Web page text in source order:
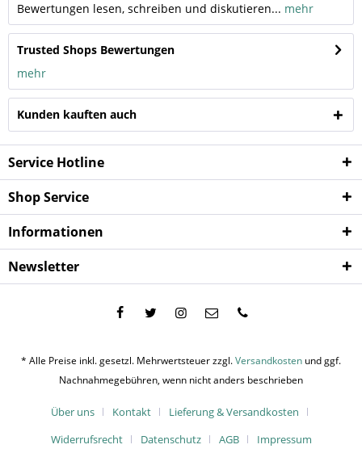
Bewertungen lesen, schreiben und diskutieren... mehr
Trusted Shops Bewertungen
mehr
Kunden kauften auch
Service Hotline
Shop Service
Informationen
Newsletter
* Alle Preise inkl. gesetzl. Mehrwertsteuer zzgl.Versandkosten und ggf.
Nachnahmegebühren, wenn nicht anders beschrieben
Über uns Kontakt
Lieferung & Versandkosten
Widerrufsrecht
Datenschutz AGB Impressum